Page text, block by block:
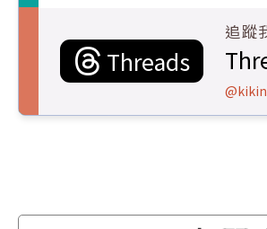
Threads
追蹤